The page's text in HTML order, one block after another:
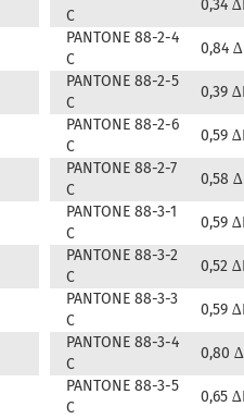
C
0,34
PANTONE 88-2-4
C
0,84
PANTONE 88-2-5
C
0,39
PANTONE 88-2-6
C
0,59
PANTONE 88-2-7
C
0,58
PANTONE 88-3-1
C
0,59
PANTONE 88-3-2
C
0,52
PANTONE 88-3-3
C
0,59
PANTONE 88-3-4
C
0,80
PANTONE 88-3-5
C
0,65